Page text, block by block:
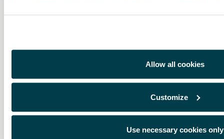
Allow all cookies
Customize
Use necessary cookies only